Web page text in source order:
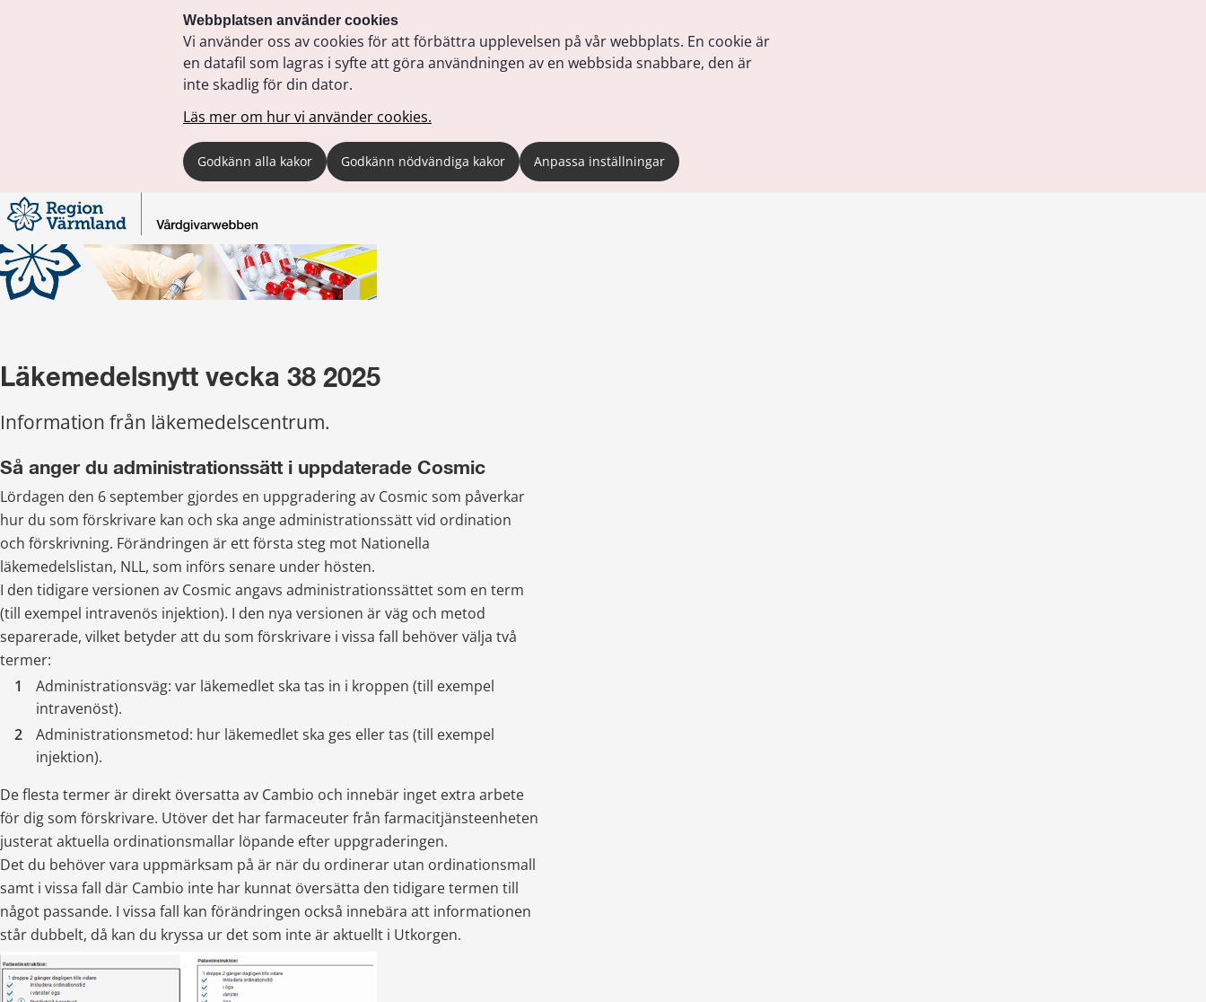
Webbplatsen använder cookies
Vi använder oss av cookies för att förbättra upplevelsen på vår webbplats. En cookie är
en datafil som lagras i syfte att göra användningen av en webbsida snabbare, den är
inte skadlig för din dator.
Läs mer om hur vi använder cookies.
Godkänn alla kakor Godkänn nödvändiga kakor Anpassa inställningar
Läkemedelsnytt vecka 38 2025
Information från läkemedelscentrum.
Så anger du administrationssätt i uppdaterade Cosmic
Lördagen den 6 september gjordes en uppgradering av Cosmic som påverkar
hur du som förskrivare kan och ska ange administrationssätt vid ordination
och förskrivning. Förändringen är ett första steg mot Nationella
läkemedelslistan, NLL, som införs senare under hösten.
I den tidigare versionen av Cosmic angavs administrationssättet som en term
(till exempel intravenös injektion). I den nya versionen är väg och metod
separerade, vilket betyder att du som förskrivare i vissa fall behöver välja två
termer:
Administrationsväg: var läkemedlet ska tas in i kroppen (till exempel
intravenöst).
Administrationsmetod: hur läkemedlet ska ges eller tas (till exempel
injektion).
De flesta termer är direkt översatta av Cambio och innebär inget extra arbete
för dig som förskrivare. Utöver det har farmaceuter från farmacitjänsteenheten
justerat aktuella ordinationsmallar löpande efter uppgraderingen.
Det du behöver vara uppmärksam på är när du ordinerar utan ordinationsmall
samt i vissa fall där Cambio inte har kunnat översätta den tidigare termen till
något passande. I vissa fall kan förändringen också innebära att informationen
står dubbelt, då kan du kryssa ur det som inte är aktuellt i Utkorgen.